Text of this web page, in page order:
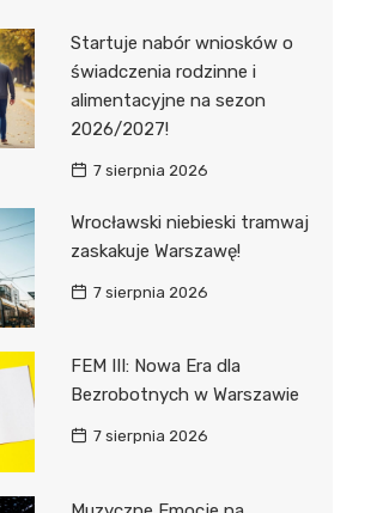
Startuje nabór wniosków o
świadczenia rodzinne i
alimentacyjne na sezon
2026/2027!
7 sierpnia 2026
Wrocławski niebieski tramwaj
zaskakuje Warszawę!
7 sierpnia 2026
FEM III: Nowa Era dla
Bezrobotnych w Warszawie
7 sierpnia 2026